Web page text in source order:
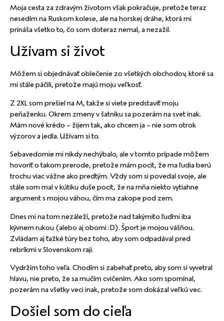
Moja cesta za zdravým životom však pokračuje, pretože teraz
nesedím na Ruskom kolese, ale na horskej dráhe, ktorá mi
prináša všetko to, čo som doteraz nemal, a nezažil.
Užívam si život
Môžem si objednávať oblečenie zo všetkých obchodov, ktoré sa
mi stále páčili, pretože majú moju veľkosť.
Z 2XL som prešiel na M, takže si viete predstaviť moju
peňaženku. Okrem zmeny v šatníku sa pozerám na svet inak.
Mám nové krédo – žijem tak, ako chcem ja – nie som otrok
výzorov a jedla. Užívam si to.
Sebavedomie mi nikdy nechýbalo, ale v tomto prípade môžem
hovoriť o takom prerode, pretože mám pocit, že ma ľudia berú
trochu viac vážne ako predtým. Vždy som si povedal svoje, ale
stále som mal v kútiku duše pocit, že na mňa niekto vytiahne
argument s mojou váhou, čím ma zakope pod zem.
Dnes mi na tom nezáleží, pretože nad takýmito ľuďmi iba
kývnem rukou (alebo aj obomi :D). Šport je mojou vášňou.
Zvládam aj ťažké túry bez toho, aby som odpadával pred
rebríkmi v Slovenskom raji.
Vydržím toho veľa. Chodím si zabehať preto, aby som si vyvetral
hlavu, nie preto, že sa mučím cvičením. Ako som spomínal,
pozerám na všetky veci inak, pretože som dokázal veľkú vec.
Došiel som do cieľa